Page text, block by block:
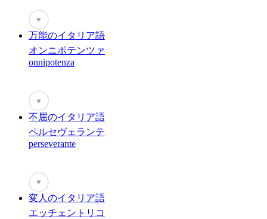
♥
万能のイタリア語
オンニポテンツァ
onnipotenza
♥
不屈のイタリア語
ペルセヴェランテ
perseverante
♥
変人のイタリア語
エッチェントリコ